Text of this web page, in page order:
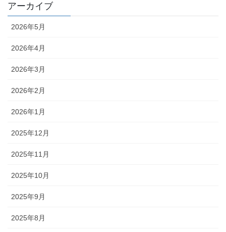
アーカイブ
2026年5月
2026年4月
2026年3月
2026年2月
2026年1月
2025年12月
2025年11月
2025年10月
2025年9月
2025年8月